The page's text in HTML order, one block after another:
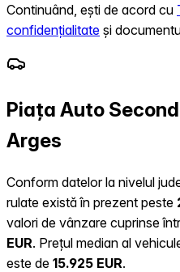
Continuând, ești de acord cu
confidențialitate și
Piața Auto
Arges
Conform datelor la nivelul
rulate există în prezent peste
valori de vânzare cuprinse
EUR. Prețul median al
este de 15.925 EUR.